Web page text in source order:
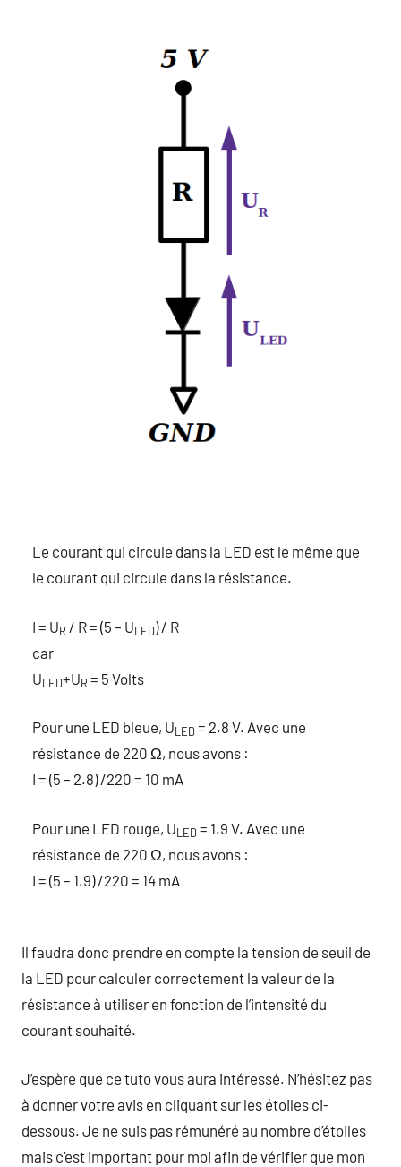
Le courant qui circule dans la LED est le même que
le courant qui circule dans la résistance.
I = UR / R = (5 – ULED) / R
car
ULED+UR = 5 Volts
Pour une LED bleue, ULED = 2.8 V. Avec une
résistance de 220 Ω, nous avons :
I = (5 – 2.8) /220 = 10 mA
Pour une LED rouge, ULED = 1.9 V. Avec une
résistance de 220 Ω, nous avons :
I = (5 – 1.9) /220 = 14 mA
Il faudra donc prendre en compte la tension de seuil de
la LED pour calculer correctement la valeur de la
résistance à utiliser en fonction de l’intensité du
courant souhaité.
J’espère que ce tuto vous aura intéressé. N’hésitez pas
à donner votre avis en cliquant sur les étoiles ci-
dessous. Je ne suis pas rémunéré au nombre d’étoiles
mais c’est important pour moi afin de vérifier que mon